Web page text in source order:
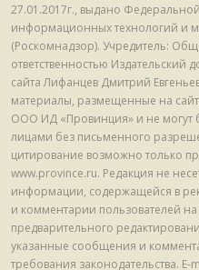
27.01.2017г., выдано
информационных технологий и
(Роскомнадзор). Учредитель:
ответственностью Издательский
сайта Лифанцев Дмитрий
материалы, размещенные на
ООО ИД «Провинция» и не могут
лицами без письменного
цитирование возможно только
www.province.ru. Редакция не
информации, содержащейся в
и комментарии пользователей
предварительного
указанные сообщения и
требования законодательства.